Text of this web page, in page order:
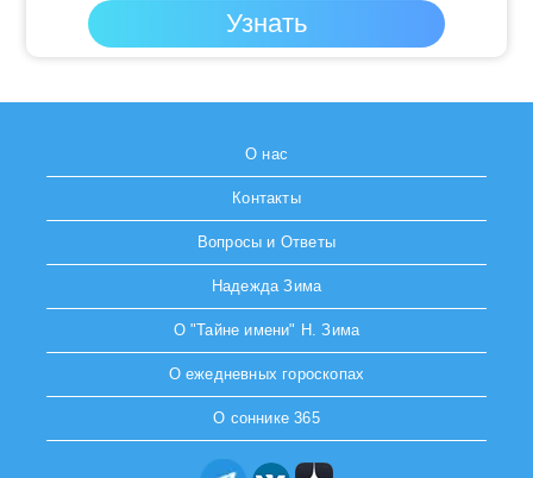
О нас
Контакты
Вопросы и Ответы
Надежда Зима
О "Тайне имени" Н. Зима
О ежедневных гороскопах
О соннике 365